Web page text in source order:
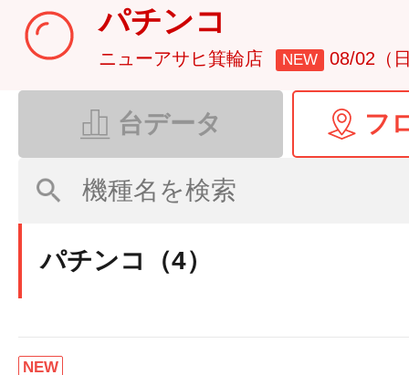
パチンコ
ニューアサヒ箕輪店 NEW 08/02（
台データ フ
パチンコ（4）
NEW